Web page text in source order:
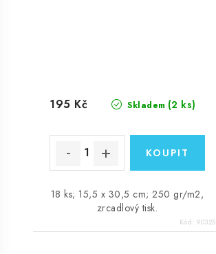
Skladem (2 ks)
195 Kč
18 ks; 15,5 x 30,5 cm; 250 gr/m2,
zrcadlový tisk.
Kód:90325